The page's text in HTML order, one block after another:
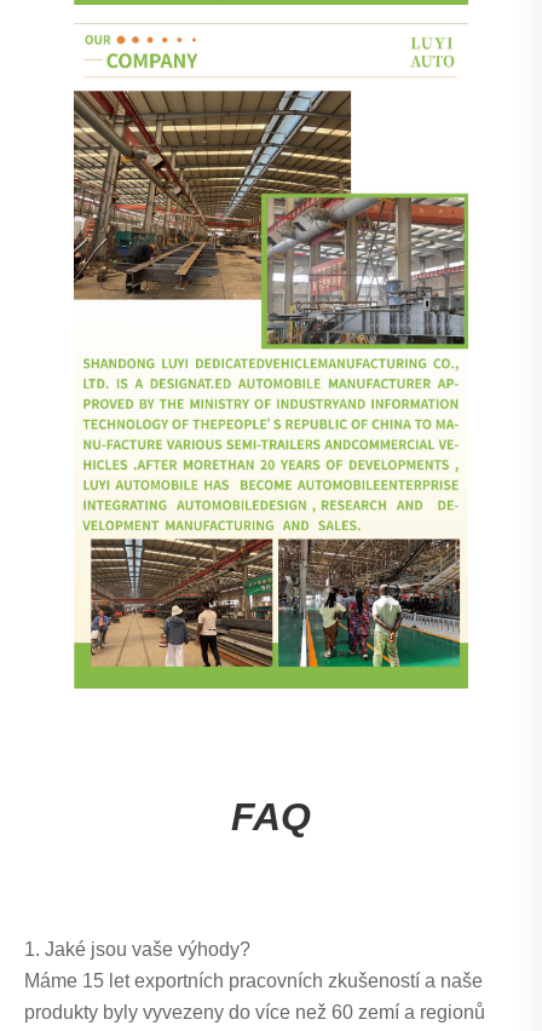
FAQ
1. Jaké jsou vaše výhody?
Máme 15 let exportních pracovních zkušeností a naše
produkty byly vyvezeny do více než 60 zemí a regionů